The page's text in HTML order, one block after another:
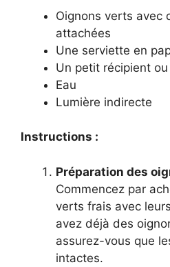
Oignons verts avec
attachées
Une serviette en
Un petit récipient
Eau
Lumière indirecte
Instructions :
Préparation des
Commencez par
verts frais avec
avez déjà des
assurez-vous que
intactes.